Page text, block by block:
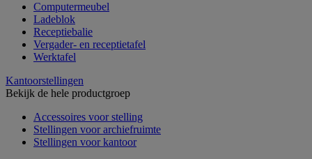
Computermeubel
Ladeblok
Receptiebalie
Vergader- en receptietafel
Werktafel
Kantoorstellingen
Bekijk de hele productgroep
Accessoires voor stelling
Stellingen voor archiefruimte
Stellingen voor kantoor